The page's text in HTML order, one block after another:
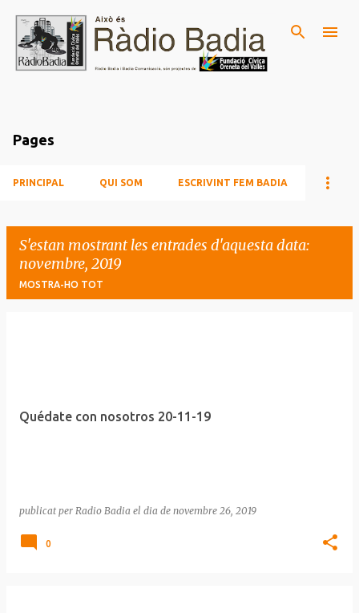
Salta al contingut principal
Pages
PRINCIPAL QUI SOM ESCRIVINT FEM BADIA
S'estan mostrant les entrades d'aquesta data:
novembre, 2019
MOSTRA-HO TOT
Quédate con nosotros 20-11-19
publicat per Radio Badia el dia de novembre 26, 2019
0